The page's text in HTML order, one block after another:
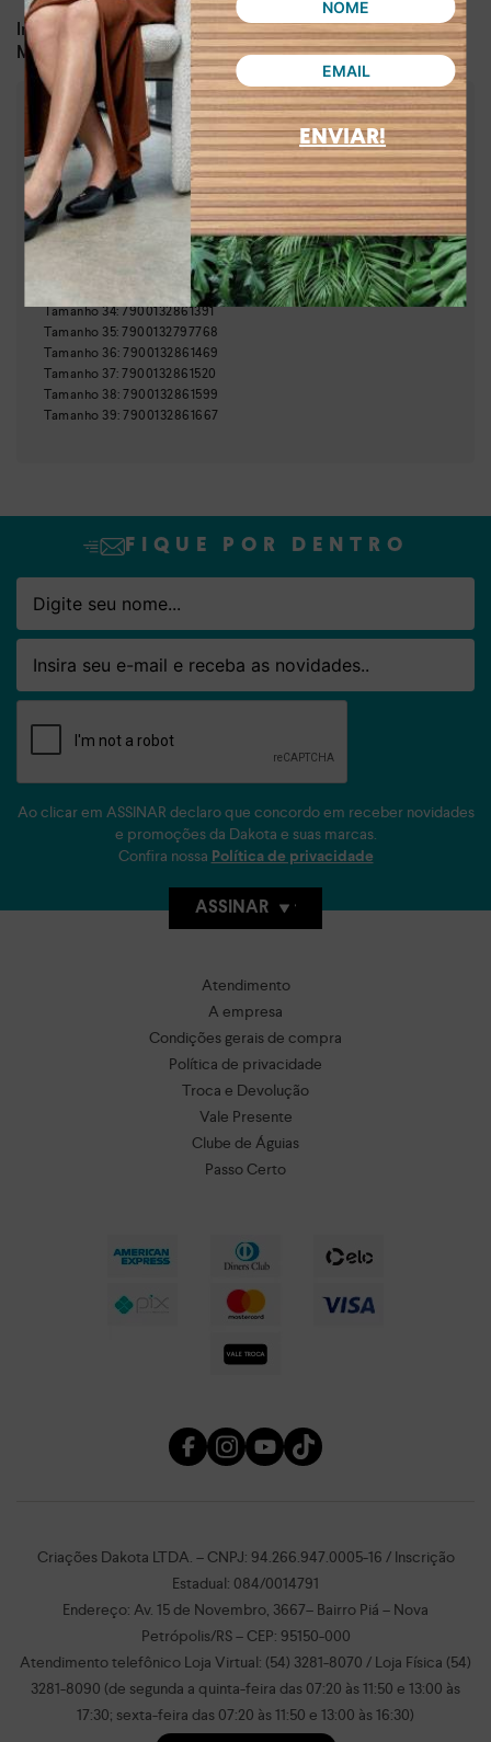
Nome
Email
ENVIAR!
Indicado para:Dia a dia, lazer, eventos, balada
Material: Sintético
Altura do salto: 7,50 cm
Cor: Preto
Referência:T8863-00002
País de origem:
Tamanho34:7900132861391
Tamanho 35:7900132797768
Tamanho 36:7900132861469
Tamanho 37:7900132861520
Tamanho 38:7900132861599
Tamanho 39:7900132861667
FIQUE POR DENTRO
Nome
Email
Ao clicar em ASSINAR declaro que concordo em receber novidades
e promoções da Dakota e suas marcas.
Confira nossa Política de privacidade
ASSINAR
Atendimento
A empresa
Condições gerais de compra
Política de privacidade
Troca e Devolução
Vale Presente
Clube de Águias
Passo Certo
Criações Dakota LTDA. – CNPJ: 94.266.947.0005-16 / Inscrição
Estadual: 084/0014791
Endereço: Av. 15 de Novembro, 3667– Bairro Piá – Nova
Petrópolis/RS – CEP: 95150-000
Atendimento telefônico Loja Virtual: (54) 3281-8070 / Loja Física (54)
3281-8090 (de segunda a quinta-feira das 07:20 às 11:50 e 13:00 às
17:30; sexta-feira das 07:20 às 11:50 e 13:00 às 16:30)